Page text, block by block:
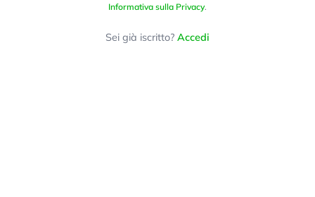
Informativa sulla Privacy.
Sei già iscritto? Accedi